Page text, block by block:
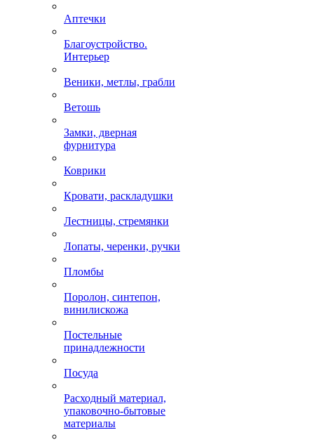
Аптечки
Благоустройство.
Интерьер
Веники, метлы, грабли
Ветошь
Замки, дверная
фурнитура
Коврики
Кровати, раскладушки
Лестницы, стремянки
Лопаты, черенки, ручки
Пломбы
Поролон, синтепон,
винилискожа
Постельные
принадлежности
Посуда
Расходный материал,
упаковочно-бытовые
материалы